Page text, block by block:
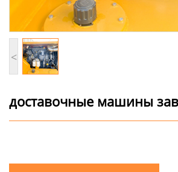
<
доставочные машины